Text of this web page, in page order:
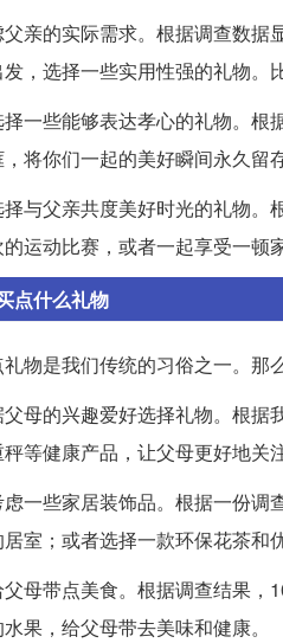
亲的实际需求。根据调查数
，选择一些实用性强的礼物。
一些能够表达孝心的礼物。
将你们一起的美好瞬间永久留
与父亲共度美好时光的礼物
运动比赛，或者一起享受一顿
点什么礼物
物是我们传统的习俗之一。那
母的兴趣爱好选择礼物。根
等健康产品，让父母更好地关
一些家居装饰品。根据一份
室；或者选择一款环保花茶和
母带点美食。根据调查结果
果，给父母带去美味和健康。